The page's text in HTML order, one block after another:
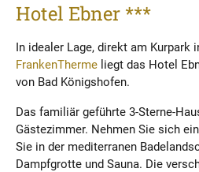
Hotel Ebner ***
In idealer Lage, direkt am Kurpark
FrankenTherme liegt das Hotel
von Bad Königshofen.
Das familiär geführte 3-Sterne-
Gästezimmer. Nehmen Sie sich
Sie in der mediterranen
Dampfgrotte und Sauna. Die